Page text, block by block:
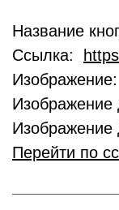
Название
Ссылка:
Изображение:
Изображение
Перейти по